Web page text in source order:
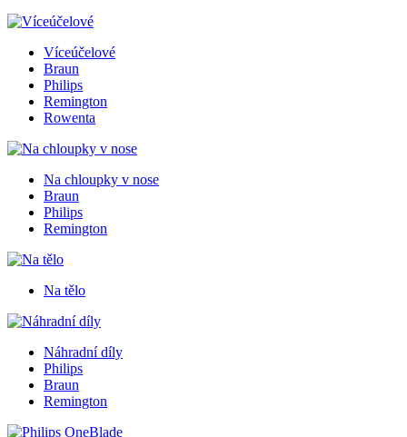
Víceúčelové
Braun
Philips
Remington
Rowenta
Na chloupky v nose
Braun
Philips
Remington
Na tělo
Náhradní díly
Philips
Braun
Remington